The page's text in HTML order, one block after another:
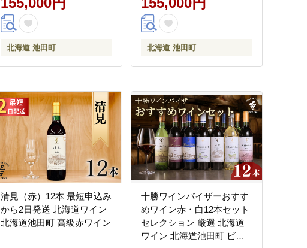
北海道 池田町 北海道 池田町
清見（赤）12本 最短申込み
から2日発送 北海道ワイン
北海道池田町 高級赤ワイン
十勝ワインバイザーおすす
めワイン赤・白12本セット
セレクション 厳選 北海道
ワイン 北海道池田町 ビン